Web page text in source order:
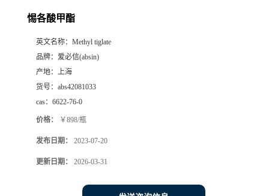
惕各酸甲酯
英文名称： Methyl tiglate
品牌： 爱必信(absin)
产地： 上海
货号： abs42081033
cas： 6622-76-0
价格： ￥898/瓶
发布日期： 2023-07-20
更新日期： 2026-03-31